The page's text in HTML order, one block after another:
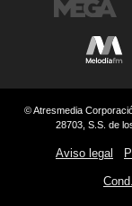
© Atresmedia
28703, S.S. de
Aviso legal